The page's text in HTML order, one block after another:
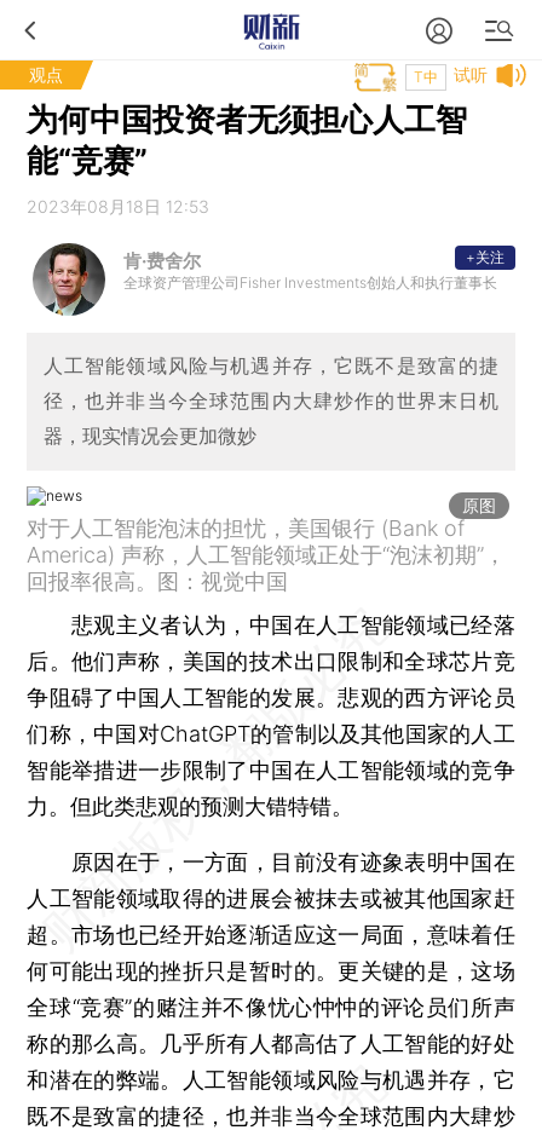
观点 试听
T中
为何中国投资者无须担心人工智
能“竞赛”
2023年08月18日 12:53
肯·费舍尔
全球资产管理公司Fisher Investments创始人和执行董事长
+关注
人工智能领域风险与机遇并存，它既不是致富的捷
径，也并非当今全球范围内大肆炒作的世界末日机
器，现实情况会更加微妙
原图
对于人工智能泡沫的担忧，美国银行 (Bank of
America) 声称，人工智能领域正处于“泡沫初期”，
回报率很高。图：视觉中国
悲观主义者认为，中国在人工智能领域已经落
后。他们声称，美国的技术出口限制和全球芯片竞
争阻碍了中国人工智能的发展。悲观的西方评论员
们称，中国对ChatGPT的管制以及其他国家的人工
智能举措进一步限制了中国在人工智能领域的竞争
力。但此类悲观的预测大错特错。
原因在于，一方面，目前没有迹象表明中国在
人工智能领域取得的进展会被抹去或被其他国家赶
超。市场也已经开始逐渐适应这一局面，意味着任
何可能出现的挫折只是暂时的。更关键的是，这场
全球“竞赛”的赌注并不像忧心忡忡的评论员们所声
称的那么高。几乎所有人都高估了人工智能的好处
和潜在的弊端。人工智能领域风险与机遇并存，它
既不是致富的捷径，也并非当今全球范围内大肆炒